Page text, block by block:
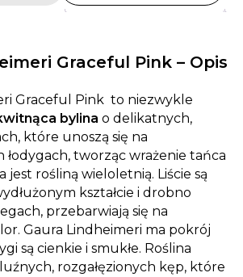
Graceful Pink – Opis
Graceful Pink to niezwykle
bylina o delikatnych,
które unoszą się na
tworząc wrażenie tańca
jest rośliną wieloletnią. Liście są
kształcie i drobno
przebarwiają się na
Gaura Lindheimeri ma pokrój
są cienkie i smukłe. Roślina
rozgałęzionych kęp, które